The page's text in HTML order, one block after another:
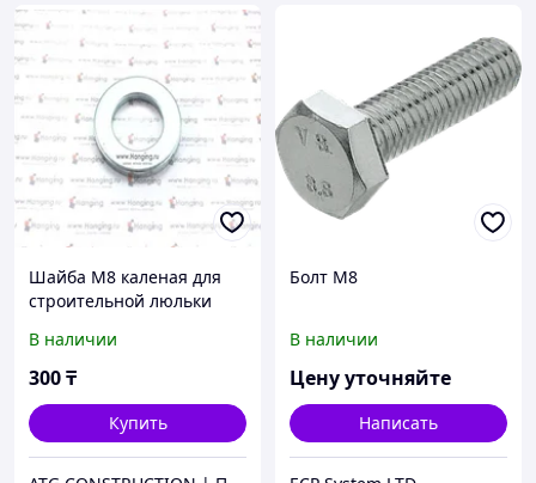
Шайба М8 каленая для
строительной люльки
В наличии
300₸
Купить
Болт М8
В наличии
Цену уточняйте
Написать